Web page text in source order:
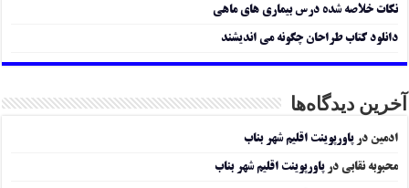
نکات خلاصه شده درس بیماری های ماهی
دانلود کتاب طراحان چگونه می اندیشند
آخرین دیدگاه‌ها
ادمین درپاورپوینت اقلیم شهر بناب
محبوبه نقابی درپاورپوینت اقلیم شهر بناب